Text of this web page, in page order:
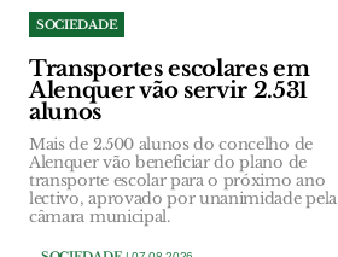
SOCIEDADE
Transportes escolares em
Alenquer vão servir 2.531
alunos
Mais de 2.500 alunos do concelho de
Alenquer vão beneficiar do plano de
transporte escolar para o próximo ano
lectivo, aprovado por unanimidade pela
câmara municipal.